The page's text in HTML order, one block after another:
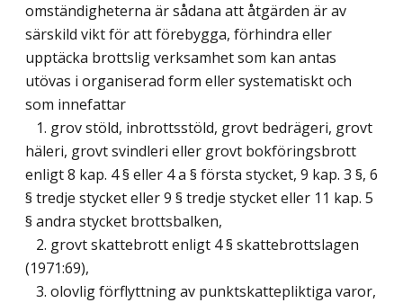
omständigheterna är sådana att åtgärden är av
särskild vikt för att förebygga, förhindra eller
upptäcka brottslig verksamhet som kan antas
utövas i organiserad form eller systematiskt och
som innefattar
1. grov stöld, inbrottsstöld, grovt bedrägeri, grovt
häleri, grovt svindleri eller grovt bokföringsbrott
enligt 8 kap. 4 § eller 4 a § första stycket, 9 kap. 3 §, 6
§ tredje stycket eller 9 § tredje stycket eller 11 kap. 5
§ andra stycket brottsbalken,
2. grovt skattebrott enligt 4 § skattebrottslagen
(1971:69),
3. olovlig förflyttning av punktskattepliktiga varor,